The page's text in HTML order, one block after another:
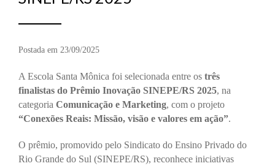
Postada em 23/09/2025
A Escola Santa Mônica foi selecionada entre os três
finalistas do Prêmio Inovação SINEPE/RS 2025, na
categoria Comunicação e Marketing, com o projeto
“Conexões Reais: Missão, visão e valores em ação”.
O prêmio, promovido pelo Sindicato do Ensino Privado do
Rio Grande do Sul (SINEPE/RS), reconhece iniciativas